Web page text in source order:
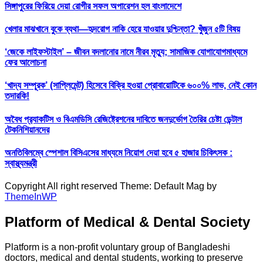
সিঙ্গাপুরের ফিরিয়ে দেয়া রোগীর সফল অপারেশন হল বাংলাদেশে
খেলার মাঝখানে বুকে ব্যথা—হৃদরোগ নাকি হেরে যাওয়ার দুশ্চিন্তা? খুঁজুন ৫টি বিষয়
‘জেকে লাইফস্টাইল’ – জীবন বদলানোর নামে নীরব মৃত্যু; সামাজিক যোগাযোগমাধ্যমে
ফের আলোচনা
‘খাদ্য সম্পূরক’ (সাপ্লিমেন্ট) হিসেবে বিক্রি হওয়া প্রোবায়োটিকে ৬০০% লাভ, নেই কোন
তদারকি!
অবৈধ প্র‍্যাকটিস ও বিএমডিসি রেজিষ্ট্রেশনের দাবিতে জনদুর্ভোগ তৈরির চেষ্টা ডেন্টাল
টেকনিশিয়ানদের
অনতিবিলম্বে স্পেশাল বিসিএসের মাধ্যমে নিয়োগ দেয়া হবে ৫ হাজার চিকিৎসক :
স্বাস্থ্যমন্ত্রী
Copyright All right reserved Theme: Default Mag by
ThemeInWP
Platform of Medical & Dental Society
Platform is a non-profit voluntary group of Bangladeshi
doctors, medical and dental students, working to preserve